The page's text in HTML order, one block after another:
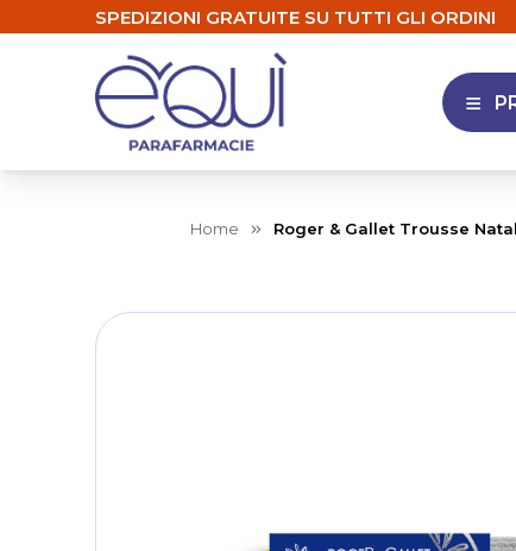
SPEDIZIONI GRATUITE SU TUTTI GLI ORDINI
APRI
Home Roger & Gallet Trousse
Skip
to